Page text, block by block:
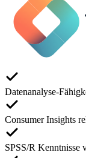
Datenanalyse-
Consumer Insights
SPSS/R Kenntnisse